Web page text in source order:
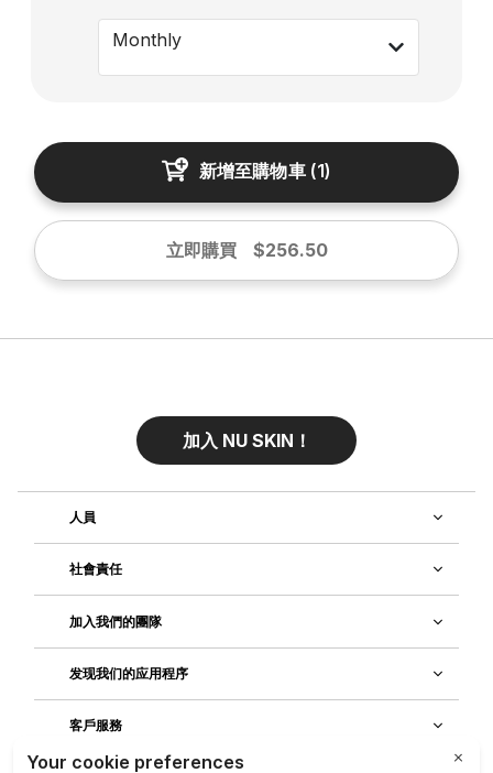
Monthly
新增至購物車(1)
立即購買 $256.50
加入 NU SKIN！
人員
社會責任
加入我們的團隊
发现我们的应用程序
客戶服務